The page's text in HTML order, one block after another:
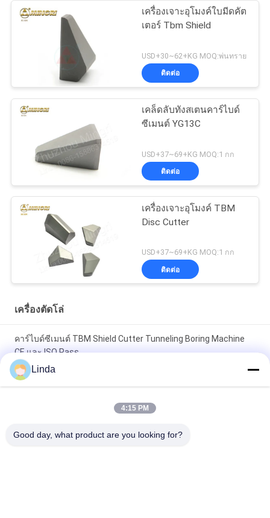
เครื่องเจาะอุโมงค์ใบมีดคัต
เตอร์ Tbm Shield
USD+30~62+KG MOQ:พ่นทราย
ติดต่อ
เคล็ดลับทังสเตนคาร์ไบด์
ซีเมนต์ YG13C
USD+37~69+KG MOQ:1 กก
ติดต่อ
เครื่องเจาะอุโมงค์ TBM
Disc Cutter
USD+37~69+KG MOQ:1 กก
ติดต่อ
เครื่องตัดโล่
คาร์ไบด์ซีเมนต์ TBM Shield Cutter Tunneling Boring Machine
CE และ ISO Pass
ทังสเตนซีเมนต์คาร์ไบด์ชิลด์คัตเตอร์
เครื่องตัดแผ่นโลหะทังสเตนคาร์ไบด์ซีเมนต์ TBM สำหรับเครื่อง
Linda
4:15 PM
Good day, what product are you looking for?